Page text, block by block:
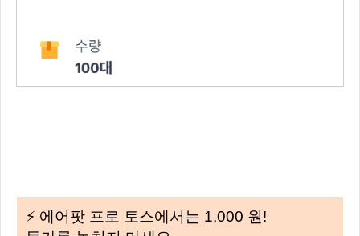
⚡ 에어팟 프로 토스에서는 1,000 원!